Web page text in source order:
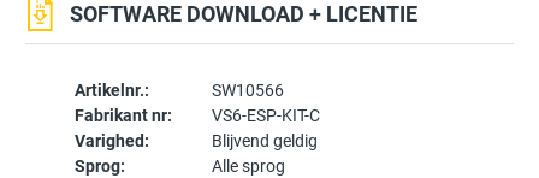
Artikelnr.:
SW10566
Fabrikant nr:
VS6-ESP-KIT-C
Varighed:
Blijvend geldig
Sprog:
Alle sprog
SOFTWARE DOWNLOAD + LICENTIE